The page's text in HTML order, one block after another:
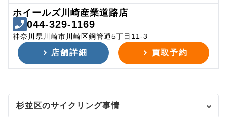
ホイールズ川崎産業道路店
044-329-1169
神奈川県川崎市川崎区鋼管通5丁目11-3
店舗詳細 買取予約
杉並区のサイクリング事情